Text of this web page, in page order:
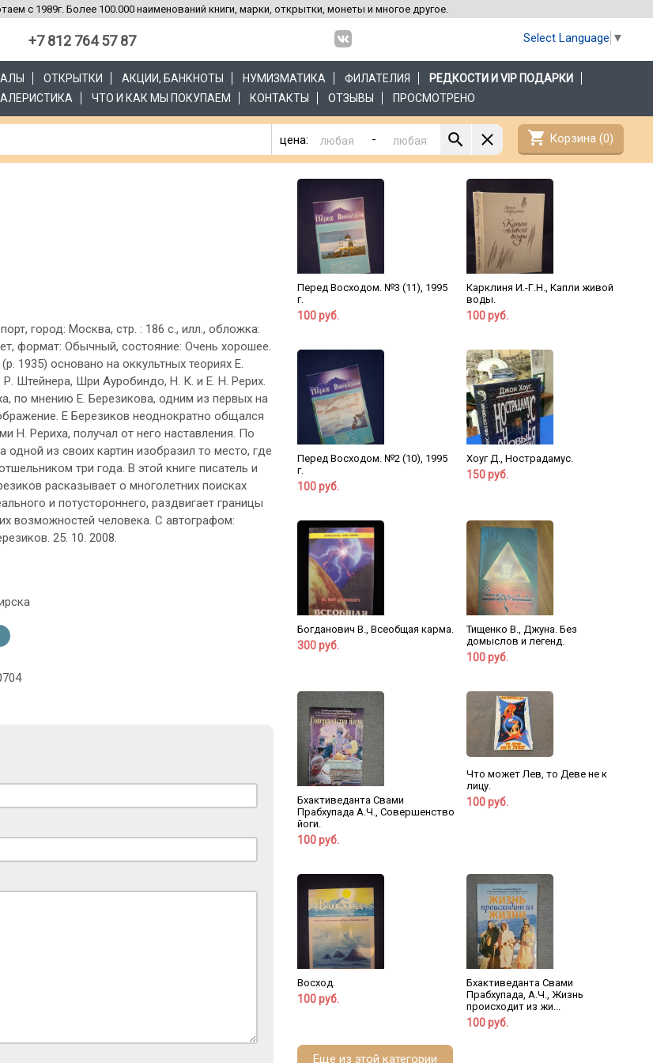
с 1989г. Более 100.000 наименований книги, марки, открытки, монеты и многое другое.
+7 812 764 57 87 Select Language ▼
ОТКРЫТКИ АКЦИИ, БАНКНОТЫ НУМИЗМАТИКА ФИЛАТЕЛИЯ
РЕДКОСТИ И VIP ПОДАРКИ
ЧТО И КАК МЫ ПОКУПАЕМ КОНТАКТЫ ОТЗЫВЫ ПРОСМОТРЕНО
цена: - shopping_cart Корзина (0)
город: Москва, стр. : 186 с., илл., обложка:
формат: Обычный, состояние: Очень хорошее.
1935) основано на оккультных теориях Е.
Р. Штейнера, Шри Ауробиндо, Н. К. и Е. Н. Рерих.
по мнению Е. Березикова, одним из первых на
Е Березиков неоднократно общался
Н. Рериха, получал от него наставления. По
одной из своих картин изобразил то место, где
три года. В этой книге писатель и
расказывает о многолетних поисках
и потустороннего, раздвигает границы
возможностей человека. С автографом:
25. 10. 2008.
Перед Восходом. №3 (11), 1995
г.
100 руб.
Карклиня И.-Г.Н., Капли живой
воды.
100 руб.
Перед Восходом. №2 (10), 1995
г.
100 руб.
Хоуг Д., Нострадамус.
150 руб.
Богданович В., Всеобщая карма.
300 руб.
Тищенко В., Джуна. Без
домыслов и легенд.
100 руб.
Бхактиведанта Свами
Прабхупада А.Ч., Совершенство
йоги.
100 руб.
Что может Лев, то Деве не к
лицу.
100 руб.
Восход.
100 руб.
Бхактиведанта Свами
Прабхупада, А.Ч., Жизнь
происходит из жи...
100 руб.
Еще из этой категории